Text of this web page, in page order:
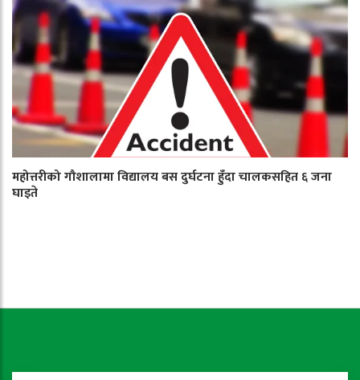
महोत्तरीको गौशालामा विद्यालय बस दुर्घटना हुँदा चालकसहित ६ जना
घाइते